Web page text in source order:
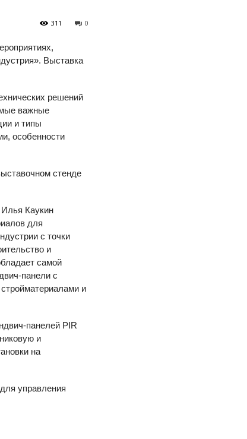
0
311
Выставка
решений
важные
и типы
особенности
стенде
Каукин
для
с точки
и
самой
панели с
и
панелей PIR
и
на
управления